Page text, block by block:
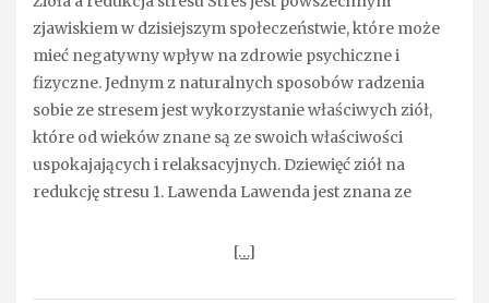
zjawiskiem w dzisiejszym społeczeństwie, które może
mieć negatywny wpływ na zdrowie psychiczne i
fizyczne. Jednym z naturalnych sposobów radzenia
sobie ze stresem jest wykorzystanie właściwych ziół,
które od wieków znane są ze swoich właściwości
uspokajających i relaksacyjnych. Dziewięć ziół na
redukcję stresu 1. Lawenda Lawenda jest znana ze
[…]